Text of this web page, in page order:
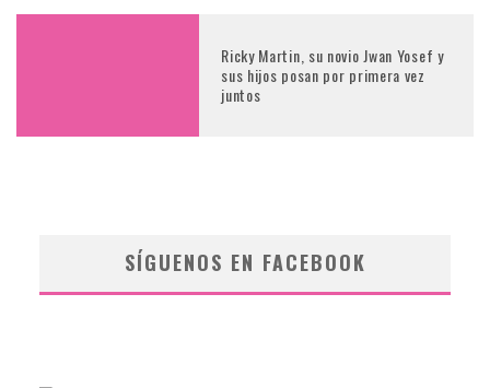
Ricky Martin, su novio Jwan Yosef y
sus hijos posan por primera vez
juntos
SÍGUENOS EN FACEBOOK